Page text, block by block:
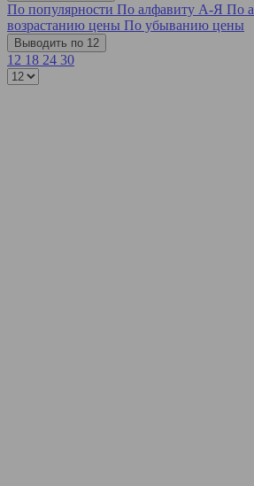
По популярности По алфавиту А-Я По
возрастанию цены По убыванию цены
Выводить по 12
12 18 24 30